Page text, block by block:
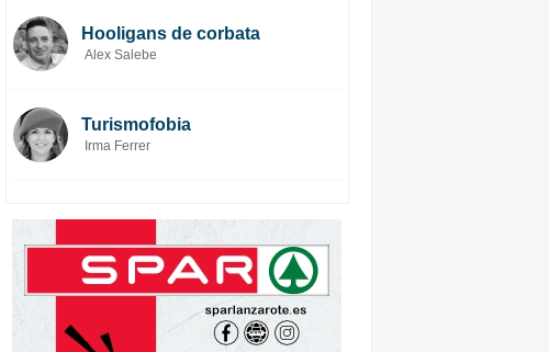
Hooligans de corbata
Alex Salebe
Turismofobia
Irma Ferrer